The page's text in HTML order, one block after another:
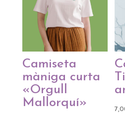
Camiseta
màniga curta
«Orgull
Mallorquí»